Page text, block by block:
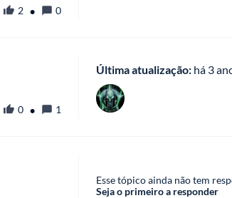
2 • 0
0 • 1
Última atualização: há 3
Esse tópico ainda não tem
Seja o primeiro a responder